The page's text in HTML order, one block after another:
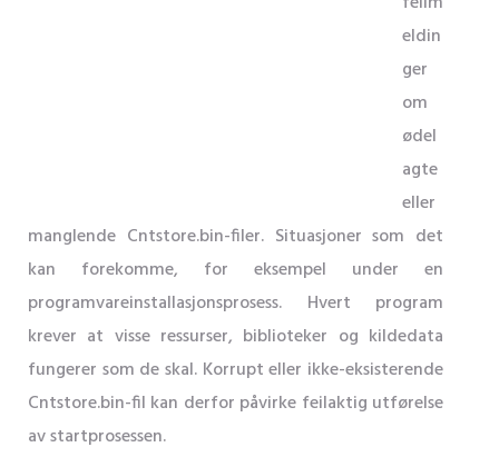
eldin
ger
om
ødel
agte
eller
manglende Cntstore.bin-filer. Situasjoner som det
kan forekomme, for eksempel under en
programvareinstallasjonsprosess. Hvert program
krever at visse ressurser, biblioteker og kildedata
fungerer som de skal. Korrupt eller ikke-eksisterende
Cntstore.bin-fil kan derfor påvirke feilaktig utførelse
av startprosessen.